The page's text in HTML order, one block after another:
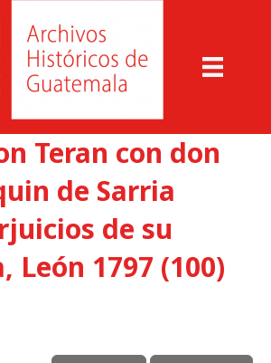
Teran con don
de Sarria
de su
León 1797 (100)